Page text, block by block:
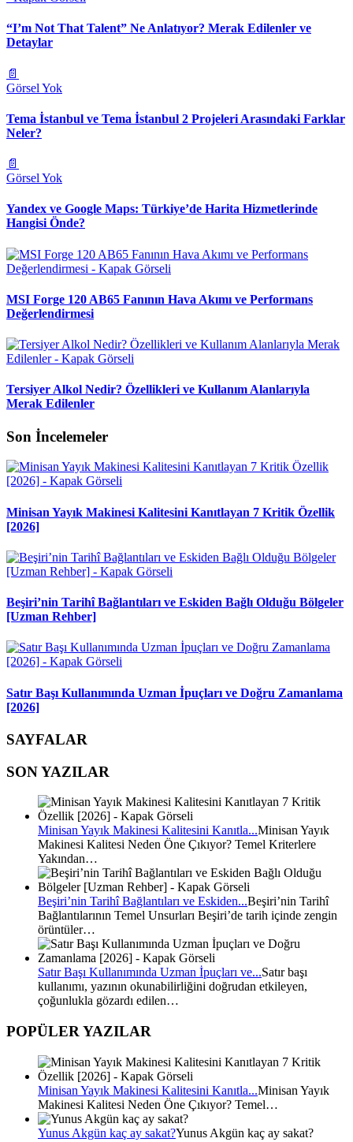
“I’m Not That Talent” Ne Anlatıyor? Merak Edilenler ve
Detaylar
📄
Görsel Yok
Tema İstanbul ve Tema İstanbul 2 Projeleri Arasındaki Farklar
Neler?
📄
Görsel Yok
Yandex ve Google Maps: Türkiye’de Harita Hizmetlerinde
Hangisi Önde?
MSI Forge 120 AB65 Fanının Hava Akımı ve Performans
Değerlendirmesi
Tersiyer Alkol Nedir? Özellikleri ve Kullanım Alanlarıyla
Merak Edilenler
Son İncelemeler
Minisan Yayık Makinesi Kalitesini Kanıtlayan 7 Kritik Özellik
[2026]
Beşiri’nin Tarihî Bağlantıları ve Eskiden Bağlı Olduğu Bölgeler
[Uzman Rehber]
Satır Başı Kullanımında Uzman İpuçları ve Doğru Zamanlama
[2026]
SAYFALAR
SON YAZILAR
Minisan Yayık Makinesi Kalitesini Kanıtla...Minisan Yayık
Makinesi Kalitesi Neden Öne Çıkıyor? Temel Kriterlere
Yakından…
Beşiri’nin Tarihî Bağlantıları ve Eskiden...Beşiri’nin Tarihî
Bağlantılarının Temel Unsurları Beşiri’de tarih içinde zengin
örüntüler…
Satır Başı Kullanımında Uzman İpuçları ve...Satır başı
kullanımı, yazının okunabilirliğini doğrudan etkileyen,
çoğunlukla gözardı edilen…
POPÜLER YAZILAR
Minisan Yayık Makinesi Kalitesini Kanıtla...Minisan Yayık
Makinesi Kalitesi Neden Öne Çıkıyor? Temel…
Yunus Akgün kaç ay sakat?Yunus Akgün kaç ay sakat?